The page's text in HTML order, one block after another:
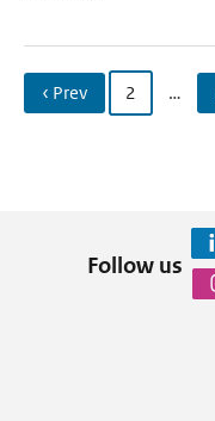
‹ Prev 2 …
Follow us